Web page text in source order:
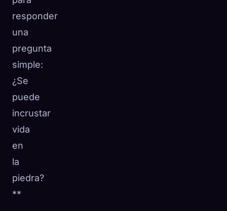
responder
una
pregunta
simple:
¿Se
puede
incrustar
vida
en
la
piedra?
**